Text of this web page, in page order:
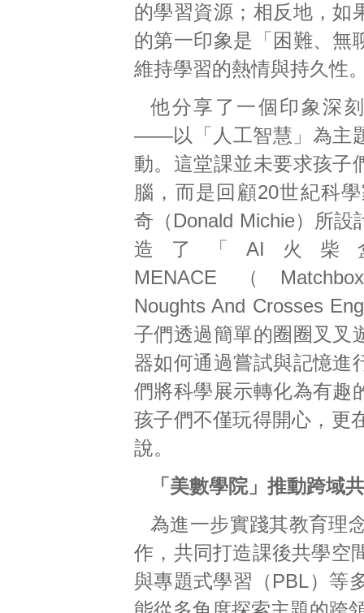
的學習資源；相反地，如
的第一印象是「困難、無
維持學習的熱情與持久性
他分享了一個印象深
——以「人工智慧」為主
動。這堂課並未要求孩子
腦，而是回顧20世紀科
奇（Donald Michie）所設
造了「AI火柴
MENACE（
Noughts And Crosses
子們透過簡單的圈圈叉叉
器如何通過嘗試與記憶進
們將科學展示轉化為有趣
孩子們不僅玩得開心，更
說。
「美數學院」推動跨域
為進一步實踐其教育理
作，共同打造課後共學空
與專題式學習（PBL）等